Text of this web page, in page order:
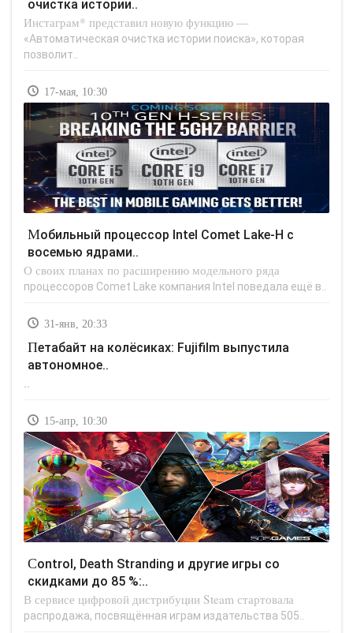
очистка истории..
Инстаграм* представил новую функцию —
«Автоматическая очистка истории поиска», которая
позволит..
17-мая, 10:30
Мобильный процессор Intel Comet Lake-H с
восемью ядрами..
О своих планах по расширению модельного ряда
процессоров Comet Lake компания Intel поведала ещё в..
31-янв, 20:33
Петабайт на колёсиках: Fujifilm выпустила
автономное..
..
15-апр, 10:30
Control, Death Stranding и другие игры со
скидками до 85 %:..
В сервисе цифровой дистрибуции Steam стартовала
распродажа, посвящённая играм издательства 505..